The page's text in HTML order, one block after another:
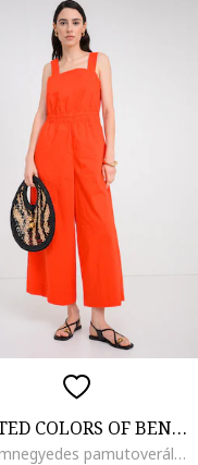
UNITED COLORS OF BENETTON
Háromnegyedes pamutoverál, Piros